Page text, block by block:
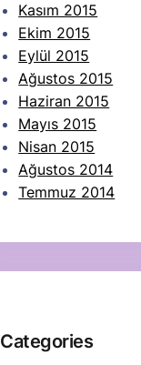
Kasım 2015
Ekim 2015
Eylül 2015
Ağustos 2015
Haziran 2015
Mayıs 2015
Nisan 2015
Ağustos 2014
Temmuz 2014
Categories